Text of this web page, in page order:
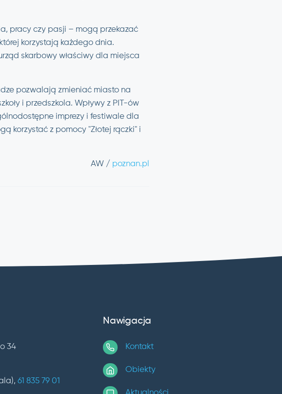
pracy czy pasji – mogą przekazać
korzystają każdego dnia.
skarbowy właściwy dla miejsca
pozwalają zmieniać miasto na
i przedszkola. Wpływy z PIT-ów
imprezy i festiwale dla
korzystać z pomocy "Złotej rączki" i
AW / poznan.pl
34
61 835 79 01
Nawigacja
Kontakt
Obiekty